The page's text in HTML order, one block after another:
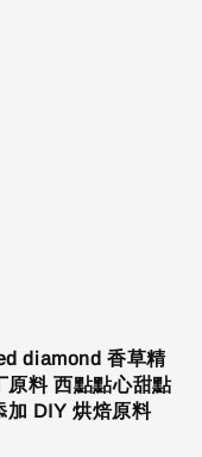
diamond 香草精
原料 西點點心甜點
加 DIY 烘焙原料